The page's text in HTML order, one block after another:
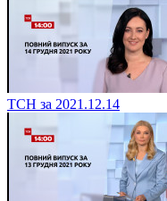
ТСН за 2021.12.14